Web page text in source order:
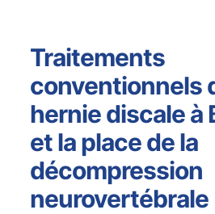
Traitements
conventionnels
hernie discale à
et la place de la
décompression
neurovertébrale